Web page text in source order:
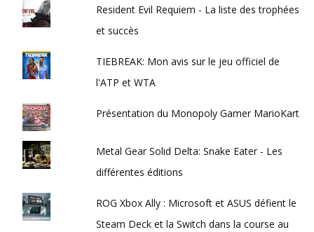
Resident Evil Requiem - La liste des trophées
et succès
TIEBREAK: Mon avis sur le jeu officiel de
l'ATP et WTA
Présentation du Monopoly Gamer MarioKart
Metal Gear Solid Delta: Snake Eater - Les
différentes éditions
ROG Xbox Ally : Microsoft et ASUS défient le
Steam Deck et la Switch dans la course au